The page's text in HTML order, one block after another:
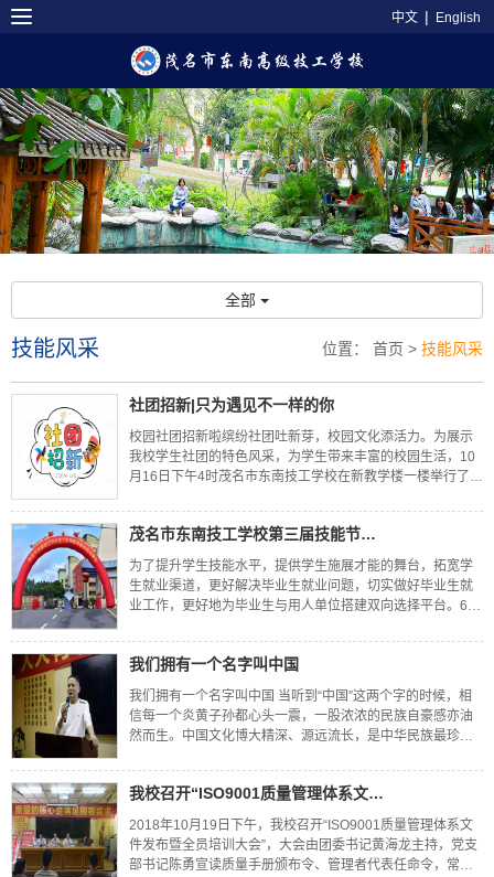
中文 | English
全部
技能风采 位置： 首页 > 技能风采
社团招新|只为遇见不一样的你
校园社团招新啦缤纷社团吐新芽，校园文化添活力。为展示
我校学生社团的特色风采，为学生带来丰富的校园生活，10
月16日下午4时茂名市东南技工学校在新教学楼一楼举行了社
域广，再加上现场动感欢快的音乐与学姐
茂名市东南技工学校第三届技能节暨校园招聘会圆满结束
为了提升学生技能水平，提供学生施展才能的舞台，拓宽学
生就业渠道，更好解决毕业生就业问题，切实做好毕业生就
业工作，更好地为毕业生与用人单位搭建双向选择平台。6月
会。6月5日上午，茂名市东南技工学校隆
我们拥有一个名字叫中国
我们拥有一个名字叫中国 当听到“中国”这两个字的时候，相
信每一个炎黄子孙都心头一震，一股浓浓的民族自豪感亦油
然而生。中国文化博大精深、源远流长，是中华民族最珍贵
到底，什么是“中国”？中国始终屹立于世界民族之林，又有什
么秘密？
我校召开“ISO9001质量管理体系文件颁布暨全员培训大会”
2018年10月19日下午，我校召开“ISO9001质量管理体系文
件发布暨全员培训大会”，大会由团委书记黄海龙主持，党支
部书记陈勇宣读质量手册颁布令、管理者代表任命令，常务